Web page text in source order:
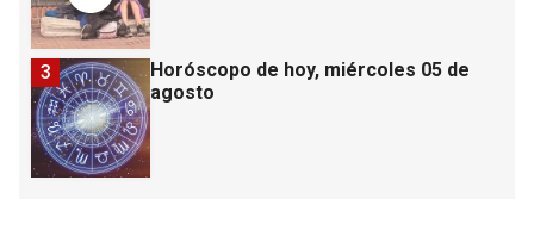
Horóscopo de hoy, miércoles 05 de
agosto
3